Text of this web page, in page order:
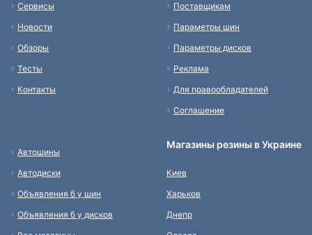
Сервисы
Новости
Обзоры
Тесты
Контакты
Поставщикам
Параметры шин
Параметры дисков
Реклама
Для правообладателей
Соглашение
Автошины
Автодиски
Объявления б у шин
Объявления б у дисков
Магазины резины в Украине
Киев
Харьков
Днепр